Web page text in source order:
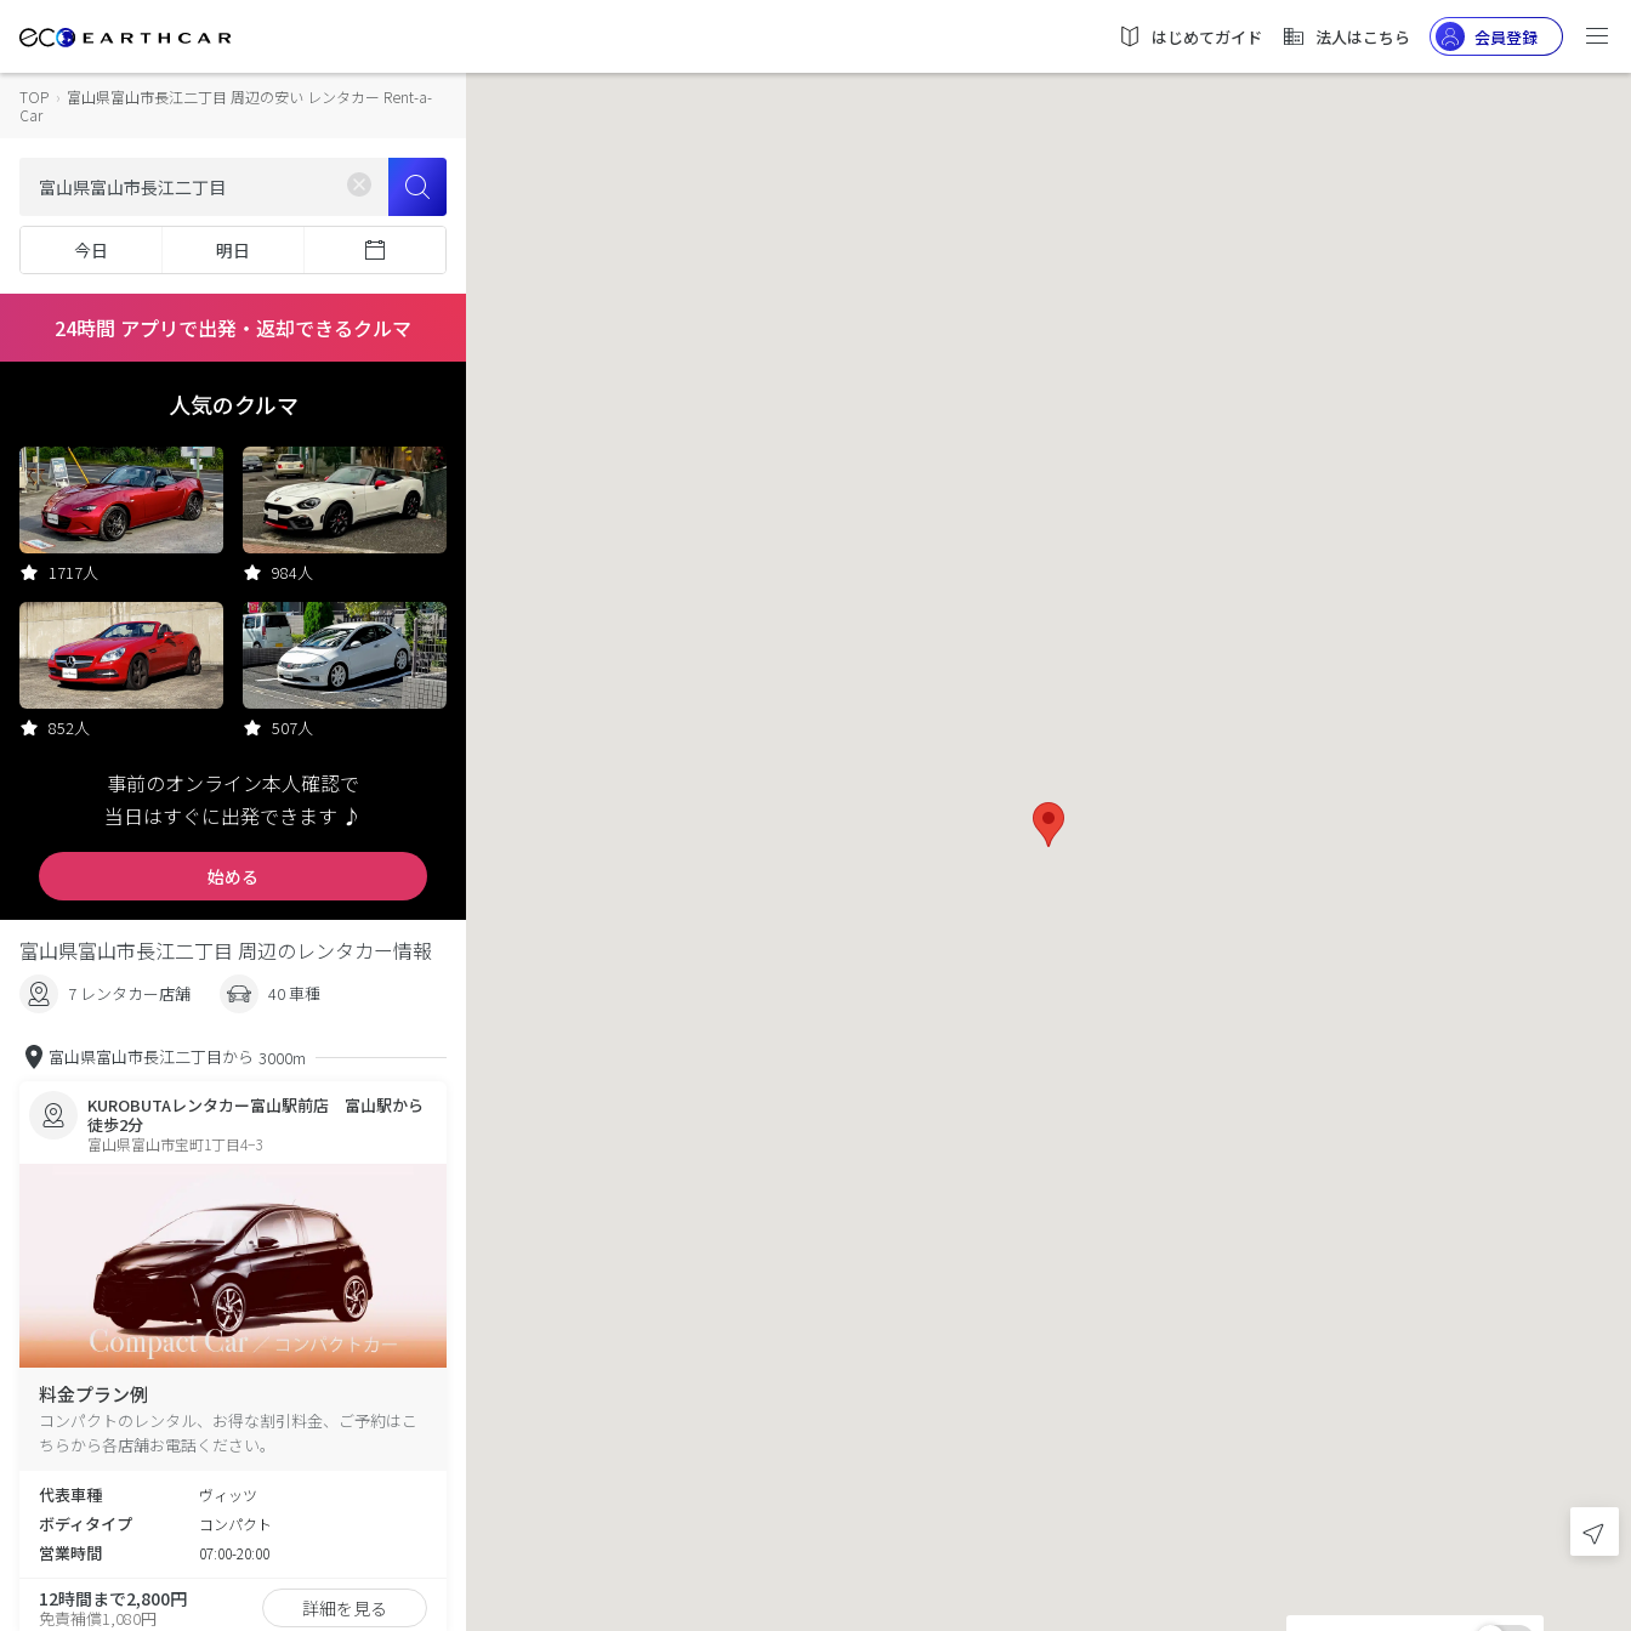
はじめてガイド 法人はこちら 会員登録
TOP › 富山県富山市長江二丁目 周辺の安い レンタカー Rent-a-
Car
今日 明日
24時間 アプリで出発・返却できるクルマ
人気のクルマ
1717人 984人
852人 507人
事前のオンライン本人確認で
当日はすぐに出発できます ♪
始める
富山県富山市長江二丁目 周辺のレンタカー情報
7 レンタカー店舗 40 車種
富山県富山市長江二丁目から 3000m
KUROBUTAレンタカー富山駅前店 富山駅から
徒歩2分
富山県富山市宝町1丁目4−3
料金プラン例
コンパクトのレンタル、お得な割引料金、ご予約はこ
ちらから各店舗お電話ください。
代表車種 ヴィッツ
ボディタイプ コンパクト
営業時間 07:00-20:00
12時間まで2,800円
免責補償1,080円 詳細を見る